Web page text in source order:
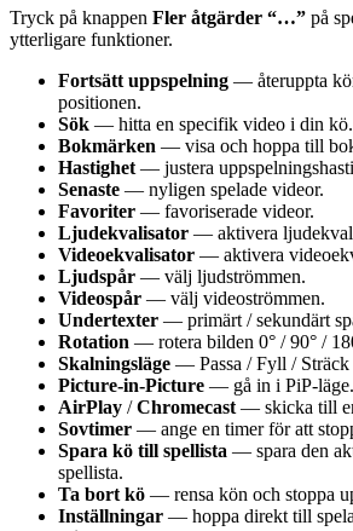
Tryck på knappen Fler åtgärder “…” på
ytterligare funktioner.
Fortsätt uppspelning — återuppta
positionen.
Sök — hitta en specifik video i din kö.
Bokmärken — visa och hoppa till
Hastighet — justera
Senaste — nyligen spelade videor.
Favoriter — favoriserade videor.
Ljudekvalisator — aktivera
Videoekvalisator — aktivera
Ljudspår — välj ljudströmmen.
Videospår — välj videoströmmen.
Undertexter — primärt / sekundärt
Rotation — rotera bilden 0° / 90° /
Skalningsläge — Passa / Fyll /
Picture-in-Picture — gå in i PiP-läge.
AirPlay /Chromecast — skicka till
Sovtimer — ange en timer för att
Spara kö till spellista — spara den
spellista.
Ta bort kö — rensa kön och stoppa
Inställningar — hoppa direkt till